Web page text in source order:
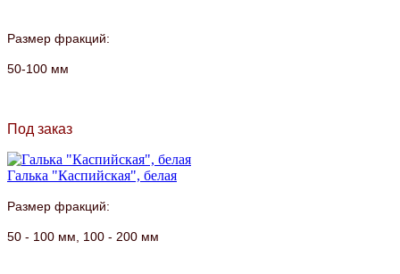
Размер фракций:
50-100 мм
Под заказ
Галька "Каспийская", белая
Размер фракций:
50 - 100 мм, 100 - 200 мм